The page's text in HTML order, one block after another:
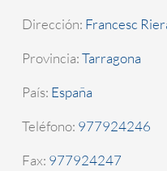
Dirección: Francesc
Provincia:Tarragona
País: España
Teléfono: 977924246
Fax: 977924247